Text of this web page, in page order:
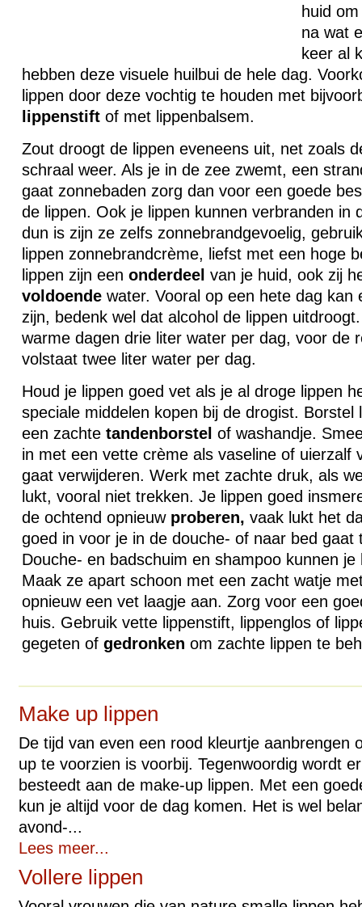
huid
na wat
keer al
hebben deze visuele huilbui de hele dag.
lippen door deze vochtig te houden met
lippenstiftof met lippenbalsem.
Zout droogt de lippen eveneens uit, net zoals
schraal weer. Als je in de zee zwemt, een
gaat zonnebaden zorg dan voor een goede
de lippen. Ook je lippen kunnen verbranden in
dun is zijn ze zelfs zonnebrandgevoelig,
lippen zonnebrandcrème, liefst met een hoge
lippen zijn een onderdeel van je huid, ook zij
voldoendewater. Vooral op een hete dag kan
zijn, bedenk wel dat alcohol de lippen
warme dagen drie liter water per dag, voor de
volstaat twee liter water per dag.
Houd je lippen goed vet als je al droge lippen
speciale middelen kopen bij de drogist. Borstel
een zachte tandenborstel of washandje.
in met een vette crème als vaseline of uierzalf
gaat verwijderen. Werk met zachte druk, als
lukt, vooral niet trekken. Je lippen goed
de ochtend opnieuw proberen, vaak lukt het
goed in voor je in de douche- of naar bed gaat
Douche- en badschuim en shampoo kunnen
Maak ze apart schoon met een zacht watje
opnieuw een vet laagje aan. Zorg voor een
huis. Gebruik vette lippenstift, lippenglos of
gegeten of gedronken om zachte lippen te
Make up lippen
De tijd van even een rood kleurtje aanbrengen
up te voorzien is voorbij. Tegenwoordig wordt
besteedt aan de make-up lippen. Met een
kun je altijd voor de dag komen. Het is wel
avond-...
Lees meer...
Vollere lippen